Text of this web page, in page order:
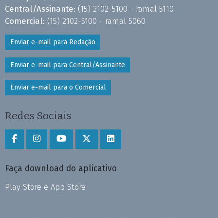
Central/Assinante: (15) 2102-5100 - ramal 5110
Comercial: (15) 2102-5100 - ramal 5060
Enviar e-mail para Redação
Enviar e-mail para Central/Assinante
Enviar e-mail para o Comercial
Redes Sociais
Faça download do aplicativo
Play Store e App Store